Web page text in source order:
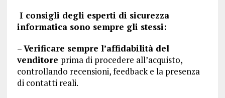
I consigli degli esperti di sicurezza
informatica sono sempre gli stessi:
–Verificare sempre l’affidabilità del
venditore prima di procedere all’acquisto,
controllando recensioni, feedback e la presenza
di contatti reali.